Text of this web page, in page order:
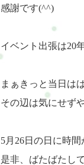
感謝です(^^)
イベント出張は20
まぁきっと当日は
その辺は気にせず
5月26日の日に時
是非、ばたばたし